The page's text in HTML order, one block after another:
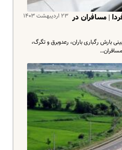
۲۳ اردیبهشت ۱۴۰۳ | مسافران در
بارش رگباری باران، رعدوبرق و تگرگ،